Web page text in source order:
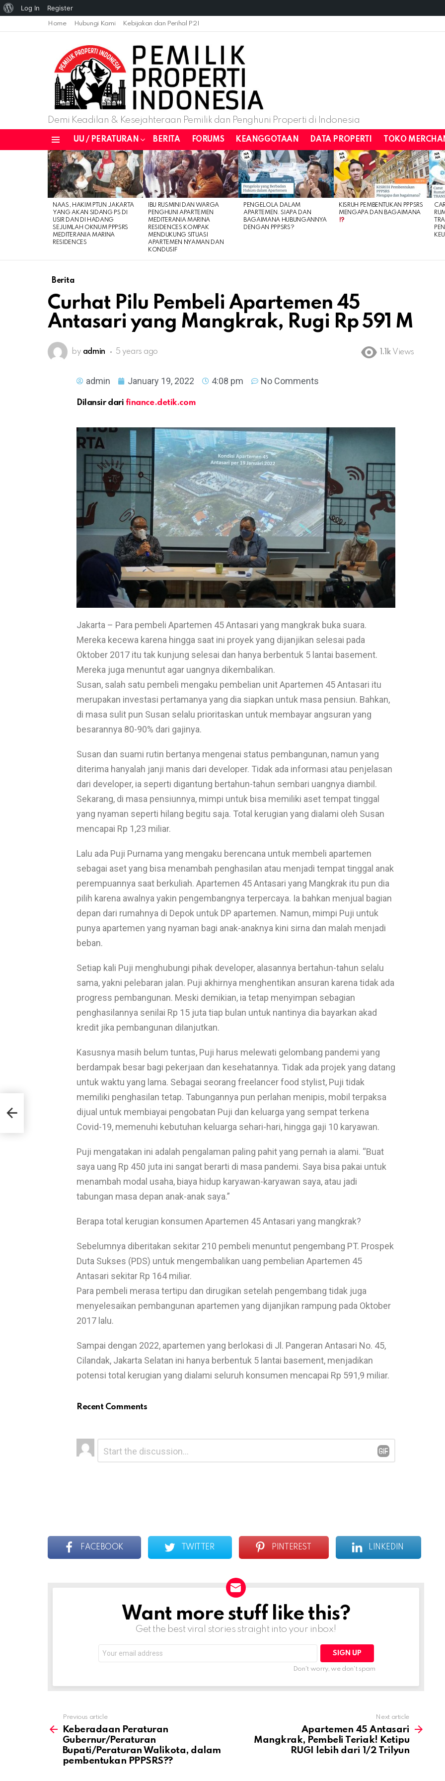
Home Hubungi Kami Kebijakan dan Perihal P2I
Demi Keadilan & Kesejahteraan Pemilik dan Penghuni Properti di Indonesia
UU / PERATURAN BERITA FORUMS KEANGGOTAAN DATA PROPERTI TOKO
LATEST
STORIES
NAAS, HAKIM PTUN JAKARTA
YANG AKAN SIDANG PS DI
USIR DAN DI HADANG
SEJUMLAH OKNUM PPPSRS
MEDITERANIA MARINA
RESIDENCES
IBU RUSMINI DAN WARGA
PENGHUNI APARTEMEN
MEDITERANIA MARINA
RESIDENCES KOMPAK
MENDUKUNG SITUASI
APARTEMEN NYAMAN DAN
KONDUSIF
PENGELOLA DALAM
APARTEMEN. SIAPA DAN
BAGAIMANA HUBUNGANNYA
DENGAN PPPSRS?
KISRUH PEMBENTUKAN PPPSRS
MENGAPA DAN BAGAIMANA
Berita
Curhat Pilu Pembeli Apartemen 45
Antasari yang Mangkrak, Rugi Rp 591 M
by admin 5 years ago 1.1k Views
admin January 19, 2022 4:08 pm No Comments
Dilansir dari finance.detik.com
Jakarta – Para pembeli Apartemen 45 Antasari yang mangkrak buka suara.
Mereka kecewa karena hingga saat ini proyek yang dijanjikan selesai pada
Oktober 2017 itu tak kunjung selesai dan hanya berbentuk 5 lantai basement.
Mereka juga menuntut agar uangnya dikembalikan.
Susan, salah satu pembeli mengaku pembelian unit Apartemen 45 Antasari itu
merupakan investasi pertamanya yang dia siapkan untuk masa pensiun. Bahkan,
di masa sulit pun Susan selalu prioritaskan untuk membayar angsuran yang
besarannya 80-90% dari gajinya.
Susan dan suami rutin bertanya mengenai status pembangunan, namun yang
diterima hanyalah janji manis dari developer. Tidak ada informasi atau penjelasan
dari developer, ia seperti digantung bertahun-tahun sembari uangnya diambil.
Sekarang, di masa pensiunnya, mimpi untuk bisa memiliki aset tempat tinggal
yang nyaman seperti hilang begitu saja. Total kerugian yang dialami oleh Susan
mencapai Rp 1,23 miliar.
Lalu ada Puji Purnama yang mengaku berencana untuk membeli apartemen
sebagai aset yang bisa menambah penghasilan atau menjadi tempat tinggal anak
perempuannya saat berkuliah. Apartemen 45 Antasari yang Mangkrak itu pun dia
pilih karena awalnya yakin pengembangnya terpercaya. Ia bahkan menjual bagian
depan dari rumahnya di Depok untuk DP apartemen. Namun, mimpi Puji untuk
punya apartemen yang nyaman bagi anak-anaknya kini sirna dan malah menjadi
beban.
Setiap kali Puji menghubungi pihak developer, alasannya bertahun-tahun selalu
sama, yakni pelebaran jalan. Puji akhirnya menghentikan ansuran karena tidak ada
progress pembangunan. Meski demikian, ia tetap menyimpan sebagian
penghasilannya senilai Rp 15 juta tiap bulan untuk nantinya dia bayarkan akad
kredit jika pembangunan dilanjutkan.
Kasusnya masih belum tuntas, Puji harus melewati gelombang pandemi yang
berdampak besar bagi pekerjaan dan kesehatannya. Tidak ada projek yang datang
untuk waktu yang lama. Sebagai seorang freelancer food stylist, Puji tidak
memiliki penghasilan tetap. Tabungannya pun perlahan menipis, mobil terpaksa
dijual untuk membiayai pengobatan Puji dan keluarga yang sempat terkena
Covid-19, memenuhi kebutuhan keluarga sehari-hari, hingga gaji 10 karyawan.
Puji mengatakan ini adalah pengalaman paling pahit yang pernah ia alami. “Buat
saya uang Rp 450 juta ini sangat berarti di masa pandemi. Saya bisa pakai untuk
menambah modal usaha, biaya hidup karyawan-karyawan saya, atau jadi
tabungan masa depan anak-anak saya.”
Berapa total kerugian konsumen Apartemen 45 Antasari yang mangkrak?
Sebelumnya diberitakan sekitar 210 pembeli menuntut pengembang PT. Prospek
Duta Sukses (PDS) untuk mengembalikan uang pembelian Apartemen 45
Antasari sekitar Rp 164 miliar.
Para pembeli merasa tertipu dan dirugikan setelah pengembang tidak juga
menyelesaikan pembangunan apartemen yang dijanjikan rampung pada Oktober
2017 lalu.
Sampai dengan 2022, apartemen yang berlokasi di Jl. Pangeran Antasari No. 45,
Cilandak, Jakarta Selatan ini hanya berbentuk 5 lantai basement, menjadikan
potensi total kerugian yang dialami seluruh konsumen mencapai Rp 591,9 miliar.
Recent Comments
L
e
p
FACEBOOK TWITTER PINTEREST LINKEDIN
NEWSLETTERWant more stuff like this?
Get the best viral stories straight into your inbox!
address:
Don't worry, we don't spam
Previous article
Keberadaan Peraturan
Gubernur/Peraturan
Bupati/Peraturan Walikota, dalam
pembentukan PPPSRS??
Next article
Apartemen 45 Antasari
Mangkrak, Pembeli Teriak! Ketipu
RUGI lebih dari 1/2 Trilyun
Log In Register